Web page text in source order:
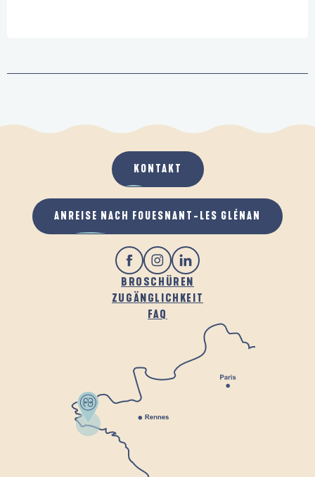
BROSCHÜREN
ZUGÄNGLICHKEIT
FAQ
KONTAKT
ANREISE NACH FOUESNANT-LES GLÉNAN